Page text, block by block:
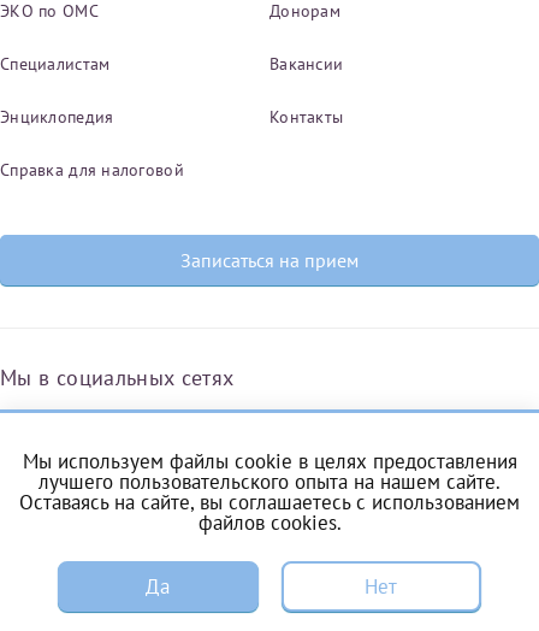
ЭКО по ОМС Донорам
Специалистам Вакансии
Энциклопедия Контакты
Справка для налоговой
Записаться на прием
Мы в социальных сетях
Вконтакте ОдноклассникиЯндекс.Дзен Telegram Max
Комендантский проспект, 53/1A
Мы используем файлы cookie в целях предоставления
лучшего пользовательского опыта на нашем сайте.
Оставаясь на сайте, вы соглашаетесь с использованием
файлов cookies.
Да Нет
ЗАПИСЬ